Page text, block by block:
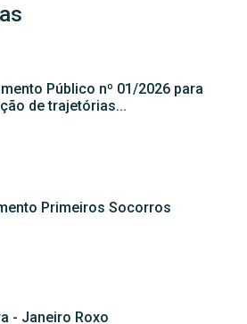
Público nº 01/2026 para
de trajetórias...
Primeiros Socorros
- Janeiro Roxo